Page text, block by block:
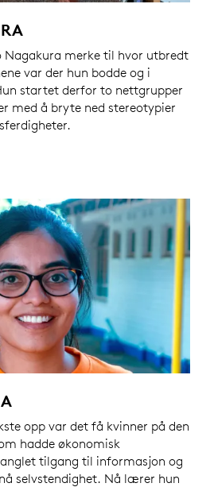
Nagakura merke til hvor utbredt
var der hun bodde og i
startet derfor to nettgrupper
med å bryte ned stereotypier
opp var det få kvinner på den
hadde økonomisk
tilgang til informasjon og
selvstendighet. Nå lærer hun